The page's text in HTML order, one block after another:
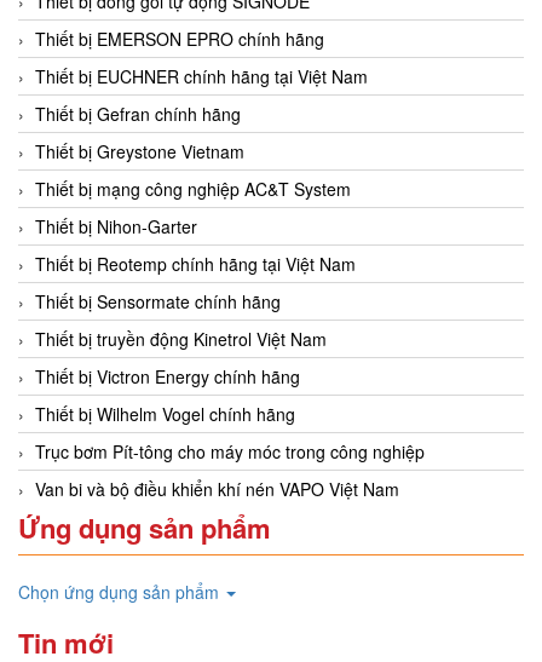
Thiết bị EMERSON EPRO chính hãng
Thiết bị EUCHNER chính hãng tại Việt Nam
Thiết bị Gefran chính hãng
Thiết bị Greystone Vietnam
Thiết bị mạng công nghiệp AC&T System
Thiết bị Nihon-Garter
Thiết bị Reotemp chính hãng tại Việt Nam
Thiết bị Sensormate chính hãng
Thiết bị truyền động Kinetrol Việt Nam
Thiết bị Victron Energy chính hãng
Thiết bị Wilhelm Vogel chính hãng
Trục bơm Pít-tông cho máy móc trong công nghiệp
Van bi và bộ điều khiển khí nén VAPO Việt Nam
Ứng dụng sản phẩm
Chọn ứng dụng sản phẩm
Tin mới